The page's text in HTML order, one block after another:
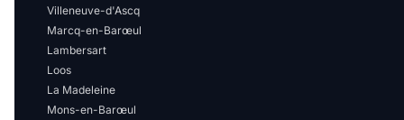
Villeneuve-d'Ascq
Marcq-en-Barœul
Lambersart
Loos
La Madeleine
Mons-en-Barœul